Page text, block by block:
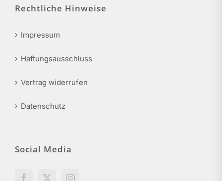
Rechtliche Hinweise
Impressum
Haftungsausschluss
Vertrag widerrufen
Datenschutz
Social Media